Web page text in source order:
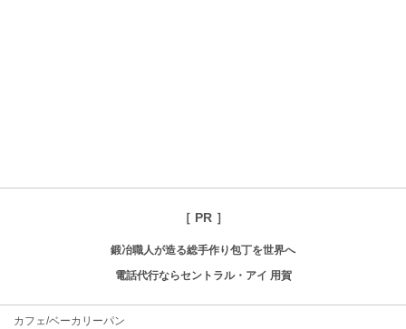
［ PR ］
鍛冶職人が造る総手作り包丁を世界へ
電話代行ならセントラル・アイ 用賀
カフェ/ベーカリーパン